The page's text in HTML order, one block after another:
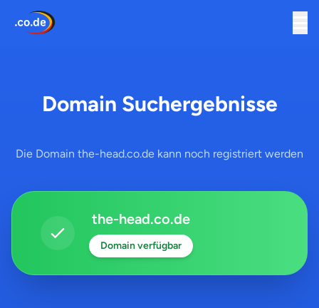
Domain Suchergebnisse
Die Domain the-head.co.de kann noch registriert werden
the-head.co.de
Domain verfügbar